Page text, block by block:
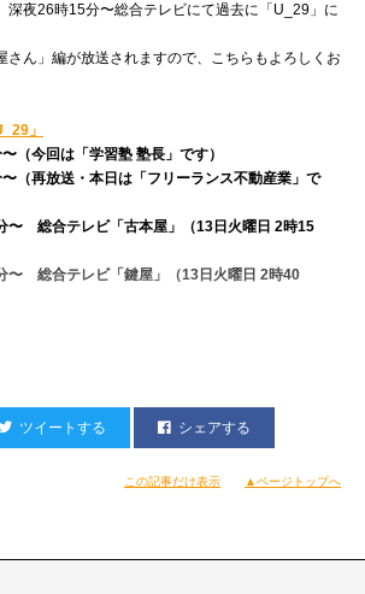
深夜26時15分〜総合テレビにて過去に「U_29」に
さん」編が放送されますので、こちらもよろしくお
」
（今回は「学習塾 塾長」です）
（再放送・本日は「フリーランス不動産業」で
〜 総合テレビ「古本屋」（13日火曜日 2時15
〜 総合テレビ「鍵屋」（13日火曜日 2時40
ツイートする シェアする
この記事だけ表示 ▲ページトップへ